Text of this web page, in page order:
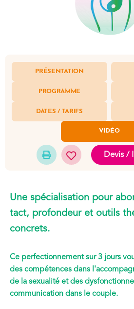
PRÉSENTATION
PROGRAMME
DATES / TARIFS
VIDÉO
Devis /
Une spécialisation pour
tact, profondeur et outils
concrets.
Ce perfectionnement sur 3 jours
des compétences dans
de la sexualité et des
communication dans le couple.